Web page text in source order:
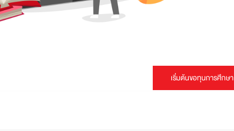
เริ่มต้นขอทุนการศึกษา